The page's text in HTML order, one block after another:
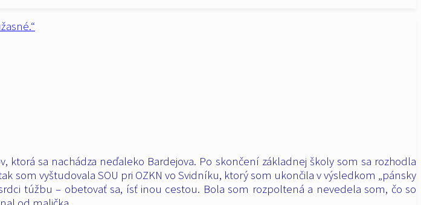
ktorá sa nachádza neďaleko Bardejova. Po skončení základnej školy som sa rozhodla
som vyštudovala SOU pri OZKN vo Svidníku, ktorý som ukončila v výsledkom „pánsky
túžbu – obetovať sa, ísť inou cestou. Bola som rozpoltená a nevedela som, čo so